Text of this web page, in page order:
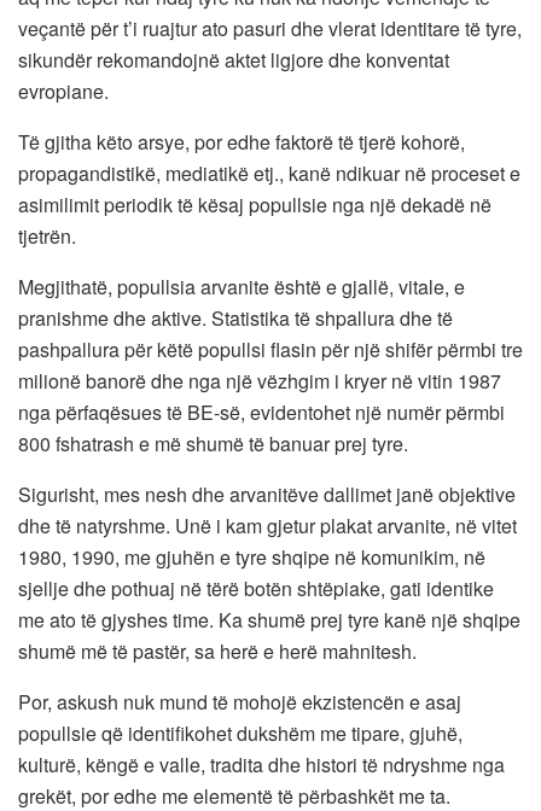
veçantë për t’i ruajtur ato pasuri dhe vlerat identitare të tyre,
sikundër rekomandojnë aktet ligjore dhe konventat
evropiane.
Të gjitha këto arsye, por edhe faktorë të tjerë kohorë,
propagandistikë, mediatikë etj., kanë ndikuar në proceset e
asimilimit periodik të kësaj popullsie nga një dekadë në
tjetrën.
Megjithatë, popullsia arvanite është e gjallë, vitale, e
pranishme dhe aktive. Statistika të shpallura dhe të
pashpallura për këtë popullsi flasin për një shifër përmbi tre
milionë banorë dhe nga një vëzhgim i kryer në vitin 1987
nga përfaqësues të BE-së, evidentohet një numër përmbi
800 fshatrash e më shumë të banuar prej tyre.
Sigurisht, mes nesh dhe arvanitëve dallimet janë objektive
dhe të natyrshme. Unë i kam gjetur plakat arvanite, në vitet
1980, 1990, me gjuhën e tyre shqipe në komunikim, në
sjellje dhe pothuaj në tërë botën shtëpiake, gati identike
me ato të gjyshes time. Ka shumë prej tyre kanë një shqipe
shumë më të pastër, sa herë e herë mahnitesh.
Por, askush nuk mund të mohojë ekzistencën e asaj
popullsie që identifikohet dukshëm me tipare, gjuhë,
kulturë, këngë e valle, tradita dhe histori të ndryshme nga
grekët, por edhe me elementë të përbashkët me ta.